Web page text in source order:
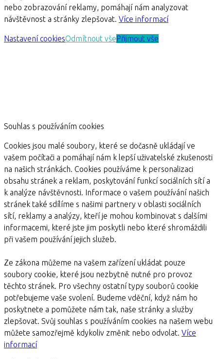
nebo zobrazování reklamy, pomáhají nám analyzovat
návštěvnost a stránky zlepšovat. Více informací
Nastavení cookiesOdmítnout všePřijmout vše
Souhlas s používáním cookies
Cookies jsou malé soubory, které se dočasně ukládají ve
vašem počítači a pomáhají nám k lepší uživatelské zkušenosti
na našich stránkách. Cookies používáme k personalizaci
obsahu stránek a reklam, poskytování funkcí sociálních sítí a
k analýze návštěvnosti. Informace o vašem používání našich
stránek také sdílíme s našimi partnery v oblasti sociálních
sítí, reklamy a analýzy, kteří je mohou kombinovat s dalšími
informacemi, které jste jim poskytli nebo které shromáždili
při vašem používání jejich služeb.
Ze zákona můžeme na vašem zařízení ukládat pouze
soubory cookie, které jsou nezbytně nutné pro provoz
těchto stránek. Pro všechny ostatní typy souborů cookie
potřebujeme vaše svolení. Budeme vděční, když nám ho
poskytnete a pomůžete nám tak, naše stránky a služby
zlepšovat. Svůj souhlas s používáním cookies na našem webu
můžete samozřejmě kdykoliv změnit nebo odvolat. Více
informací